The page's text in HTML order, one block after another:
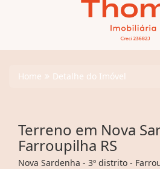
Home Detalhe do Imóvel
Terreno em Nova
Farroupilha RS
Nova Sardenha - 3º distrito -